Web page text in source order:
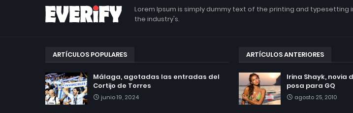
Lorem Ipsum is simply dummy text of the printing and typesetting
the industry's.
ARTÍCULOS POPULARES
Málaga, agotadas las entradas del
Cortijo de Torres
junio 19, 2024
ARTÍCULOS ANTERIORES
Irina Shayk, novia
posa para GQ
agosto 25, 2010